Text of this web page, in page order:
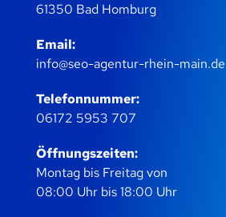
61350 Bad Homburg
Email:
info@seo-agentur-rhein-main.de
Telefonnummer:
06172 5953 707
Öffnungszeiten:
Montag bis Freitag von
08:00 Uhr bis 18:00 Uhr